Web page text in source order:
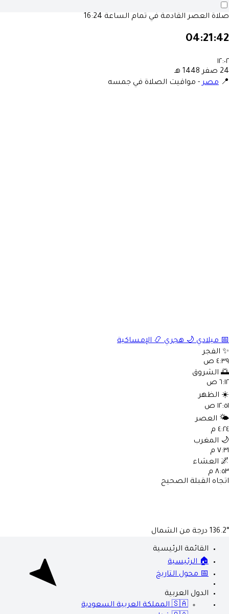
صلاة العصر القادمة في تمام الساعة 16:24
04:21:42
١٢:٠٢
24 صفر 1448 هـ
📍 مصر- مواقيت الصلاة في جمسه
📅 ميلادي 🌙 هجري 📿 الإمساكية
✨ الفجر
٤:٣٩ ص
🌅 الشروق
٦:١٢ ص
☀️ الظهر
١٢:٥١ ص
🌤️ العصر
٤:٢٤ م
🌙 المغرب
٧:٣١ م
🌌 العشاء
٨:٥٣ م
اتجاه القبلة الصحيح
136.2° درجة من الشمال
القائمة الرئيسية
🏠 الرئيسية
📅 محول التاريخ
الدول العربية
🇸🇦 المملكة العربية السعودية